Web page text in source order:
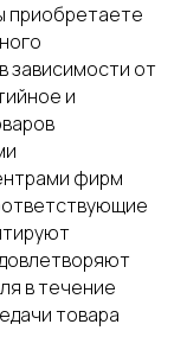
приобретаете
зависимости от
и
фирм
в течение
товара